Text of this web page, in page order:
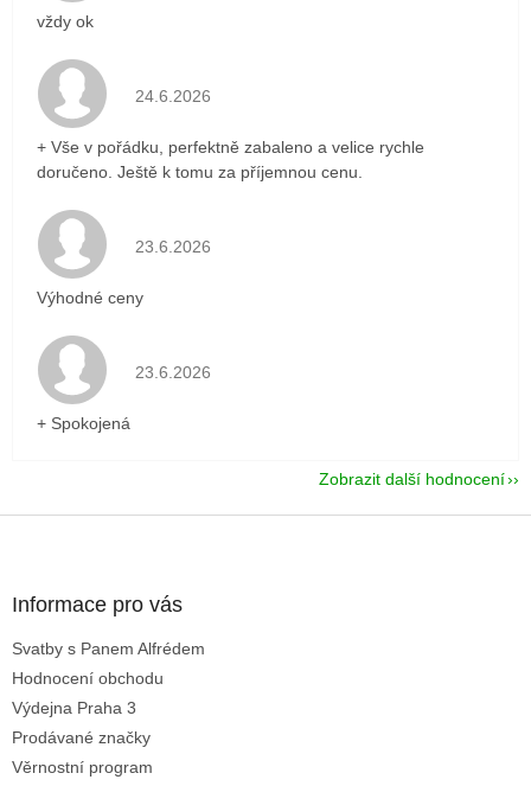
vždy ok
Hodnocení obchodu je 5 z 5 hvězdiček.
24.6.2026
+ Vše v pořádku, perfektně zabaleno a velice rychle
doručeno. Ještě k tomu za příjemnou cenu.
Hodnocení obchodu je 5 z 5 hvězdiček.
23.6.2026
Výhodné ceny
Hodnocení obchodu je 5 z 5 hvězdiček.
23.6.2026
+ Spokojená
Zobrazit další hodnocení
Informace pro vás
Svatby s Panem Alfrédem
Hodnocení obchodu
Výdejna Praha 3
Prodávané značky
Věrnostní program